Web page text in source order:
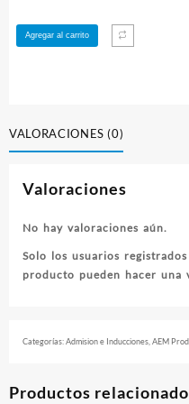
Sistema
para
STI
(Intake)
Agregar al carrito
VALORACIONES (0)
Valoraciones
No hay valoraciones aún.
Solo los usuarios
producto pueden hacer una
Categorías:Admision e Inducciones,AEM
Productos